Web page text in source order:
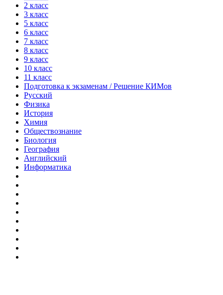
2 класс
3 класс
5 класс
6 класс
7 класс
8 класс
9 класс
10 класс
11 класс
Подготовка к экзаменам / Решение КИМов
Русский
Физика
История
Химия
Обществознание
Биология
География
Английский
Информатика